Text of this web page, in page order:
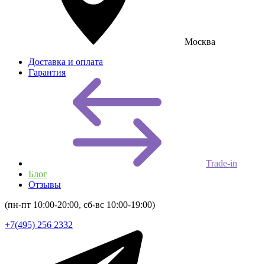
Москва
Доставка и оплата
Гарантия
Trade-in
Блог
Отзывы
(пн-пт 10:00-20:00, сб-вс 10:00-19:00)
+7(495) 256 2332